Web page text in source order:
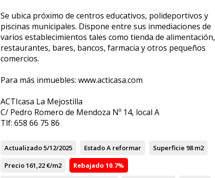
Se ubica próximo de centros educativos, polideportivos y
piscinas municipales. Dispone entre sus inmediaciones de
varios establecimientos tales como tienda de alimentación,
restaurantes, bares, bancos, farmacia y otros pequeños
comercios.
Para más inmuebles: www.acticasa.com
ACTIcasa La Mejostilla
C/ Pedro Romero de Mendoza Nº 14, local A
Tlf: 658 66 75 86
Actualizado5/12/2025 EstadoA reformar Superficie 98 m2
Precio161,22 €/m2 Rebajado 10.7%